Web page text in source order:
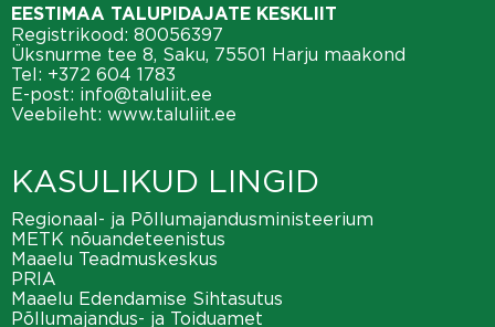
EESTIMAA TALUPIDAJATE KESKLIIT
Registrikood: 80056397
Üksnurme tee 8, Saku, 75501 Harju maakond
Tel: +372 604 1783
E-post: info@taluliit.ee
Veebileht: www.taluliit.ee
KASULIKUD LINGID
Regionaal- ja Põllumajandusministeerium
METK nõuandeteenistus
Maaelu Teadmuskeskus
PRIA
Maaelu Edendamise Sihtasutus
Põllumajandus- ja Toiduamet